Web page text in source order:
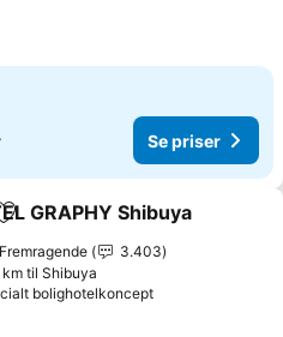
Se priser
Føj til favoritter
GRAPHY Shibuya
Fremragende
3.403
km til Shibuya
bolighotelkonceptSe priser